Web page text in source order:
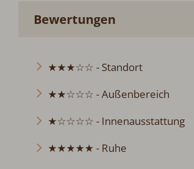
Bewertungen
★★★☆☆ - Standort
★★☆☆☆ - Außenbereich
★☆☆☆☆ - Innenausstattung
★★★★★ - Ruhe